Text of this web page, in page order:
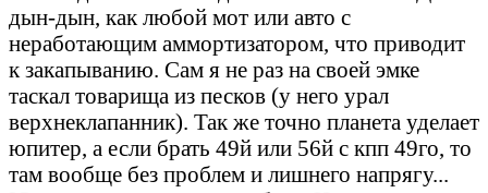
дын-дын, как любой мот или авто с
неработающим аммортизатором, что приводит
к закапыванию. Сам я не раз на своей эмке
таскал товарища из песков (у него урал
верхнеклапанник). Так же точно планета уделает
юпитер, а если брать 49й или 56й с кпп 49го, то
там вообще без проблем и лишнего напрягу...